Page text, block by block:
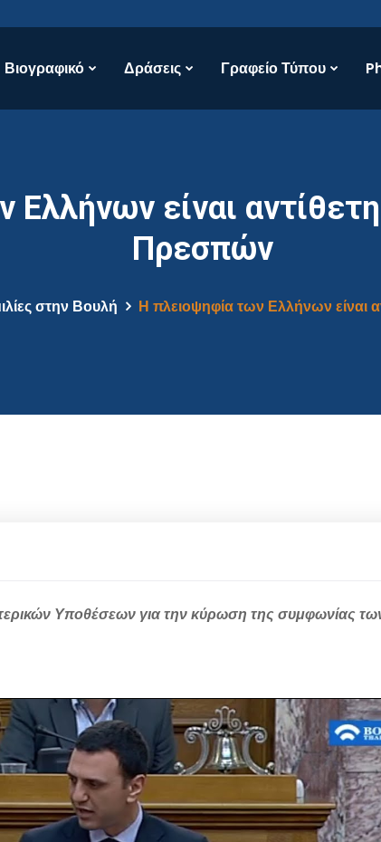
Βιογραφικό Δράσεις Γραφείο Τύπου
Ελλήνων είναι
Πρεσπών
στην Βουλή
Υποθέσεων για την κύρωση της συμφωνίας